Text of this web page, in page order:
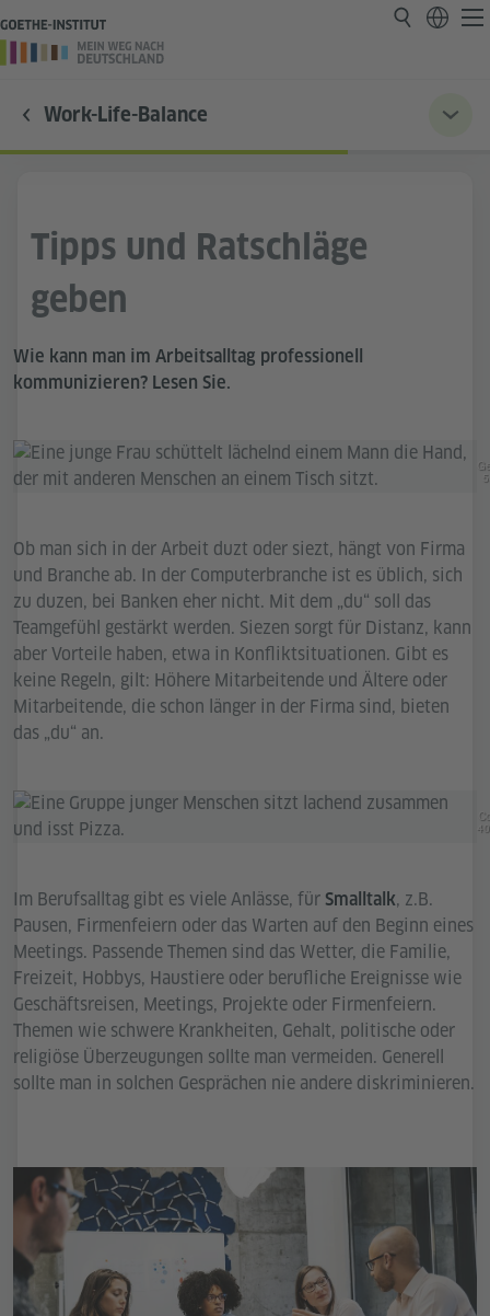
Work-Life-Balance
Tipps und Ratschläge
geben
Wie kann man im Arbeitsalltag professionell
kommunizieren? Lesen Sie.
Ob man sich in der Arbeit duzt oder siezt, hängt von Firma
und Branche ab. In der Computerbranche ist es üblich, sich
zu duzen, bei Banken eher nicht. Mit dem „du“ soll das
Teamgefühl gestärkt werden. Siezen sorgt für Distanz, kann
aber Vorteile haben, etwa in Konfliktsituationen. Gibt es
keine Regeln, gilt: Höhere Mitarbeitende und Ältere oder
Mitarbeitende, die schon länger in der Firma sind, bieten
das „du“ an.
Im Berufsalltag gibt es viele Anlässe, für Smalltalk, z.B.
Pausen, Firmenfeiern oder das Warten auf den Beginn eines
Meetings. Passende Themen sind das Wetter, die Familie,
Freizeit, Hobbys, Haustiere oder berufliche Ereignisse wie
Geschäftsreisen, Meetings, Projekte oder Firmenfeiern.
Themen wie schwere Krankheiten, Gehalt, politische oder
religiöse Überzeugungen sollte man vermeiden. Generell
sollte man in solchen Gesprächen nie andere diskriminieren.